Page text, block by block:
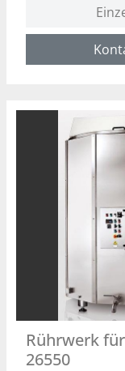
Rührwerk
26550